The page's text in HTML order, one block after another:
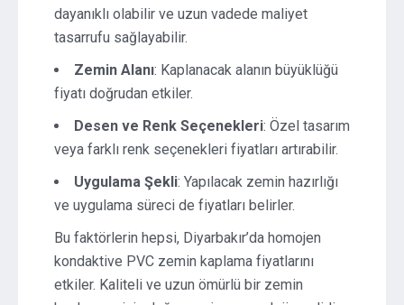
dayanıklı olabilir ve uzun vadede maliyet
tasarrufu sağlayabilir.
Zemin Alanı: Kaplanacak alanın büyüklüğü
fiyatı doğrudan etkiler.
Desen ve Renk Seçenekleri: Özel tasarım
veya farklı renk seçenekleri fiyatları artırabilir.
Uygulama Şekli: Yapılacak zemin hazırlığı
ve uygulama süreci de fiyatları belirler.
Bu faktörlerin hepsi, Diyarbakır’da homojen
kondaktive PVC zemin kaplama fiyatlarını
etkiler. Kaliteli ve uzun ömürlü bir zemin